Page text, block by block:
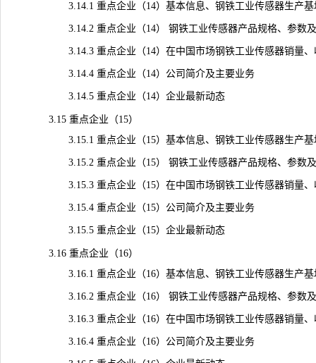
3.14.1 重点企业（14）基本信息、钢铁工业传感器生产基
3.14.2 重点企业（14） 钢铁工业传感器产品规格、参数及
3.14.3 重点企业（14）在中国市场钢铁工业传感器销量、收
3.14.4 重点企业（14）公司简介及主要业务
3.14.5 重点企业（14）企业最新动态
3.15 重点企业（15）
3.15.1 重点企业（15）基本信息、钢铁工业传感器生产基
3.15.2 重点企业（15） 钢铁工业传感器产品规格、参数及
3.15.3 重点企业（15）在中国市场钢铁工业传感器销量、收
3.15.4 重点企业（15）公司简介及主要业务
3.15.5 重点企业（15）企业最新动态
3.16 重点企业（16）
3.16.1 重点企业（16）基本信息、钢铁工业传感器生产基
3.16.2 重点企业（16） 钢铁工业传感器产品规格、参数及
3.16.3 重点企业（16）在中国市场钢铁工业传感器销量、收
3.16.4 重点企业（16）公司简介及主要业务